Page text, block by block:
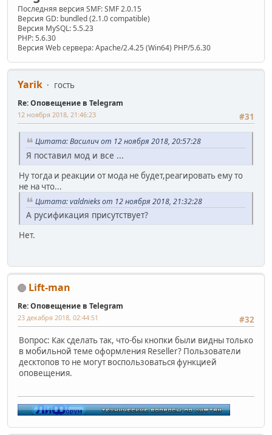
Последняя версия SMF: SMF 2.0.15
Версия GD: bundled (2.1.0 compatible)
Версия MySQL: 5.5.23
PHP: 5.6.30
Версия Web сервера: Apache/2.4.25 (Win64) PHP/5.6.30
Yarik гость
Re: Оповещение в Telegram
#31
12 ноября 2018, 21:46:23
Цитата: Василич от 12 ноября 2018, 20:57:28
Я поставил мод и все ...
Ну тогда и реакции от мода не будет,реагировать ему то
не на что...
Цитата: valdnieks от 12 ноября 2018, 21:32:28
А русификация присутствует?
Нет.
Lift-man
Re: Оповещение в Telegram
#32
23 декабря 2018, 02:44:51
Вопрос: Как сделать так, что-бы кнопки были видны только
в мобильной теме оформления Reseller? Пользователи
десктопов то не могут воспользоваться функцией
оповещения.